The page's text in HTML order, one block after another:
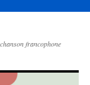
francophone